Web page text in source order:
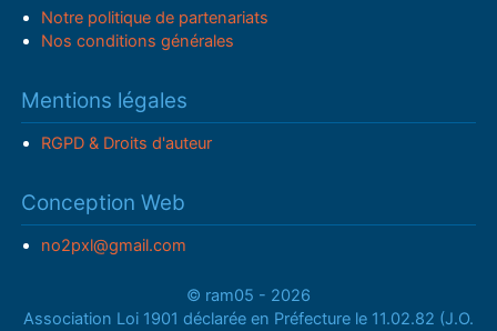
Notre politique de partenariats
Nos conditions générales
Mentions légales
RGPD & Droits d'auteur
Conception Web
no2pxl@gmail.com
© ram05 - 2026
Association Loi 1901 déclarée en Préfecture le 11.02.82 (J.O.